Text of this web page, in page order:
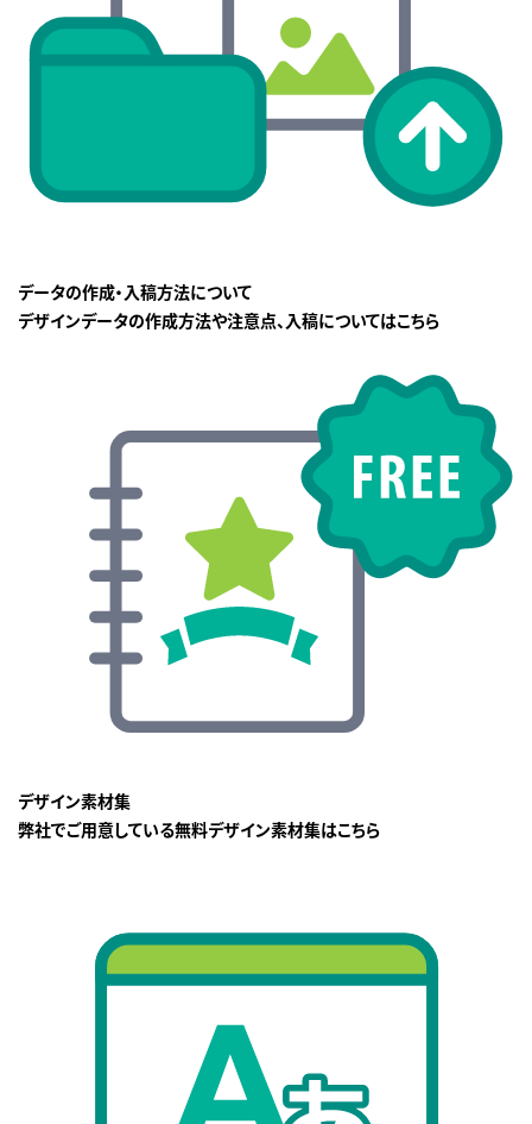
データの作成・入稿方法について
デザインデータの作成方法や注意点、入稿についてはこちら
デザイン素材集
弊社でご用意している無料デザイン素材集はこちら